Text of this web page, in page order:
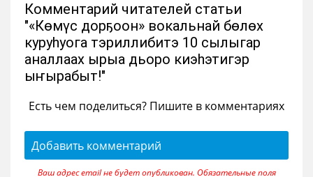
Комментарий читателей статьи
"«Көмүс дорҕоон» вокальнай бөлөх
куруһуога тэриллибитэ 10 сылыгар
аналлаах ырыа дьоро киэһэтигэр
ыҥырабыт!"
Есть чем поделиться? Пишите в комментариях
Добавить комментарий
Ваш адрес email не будет опубликован. Обязательные поля